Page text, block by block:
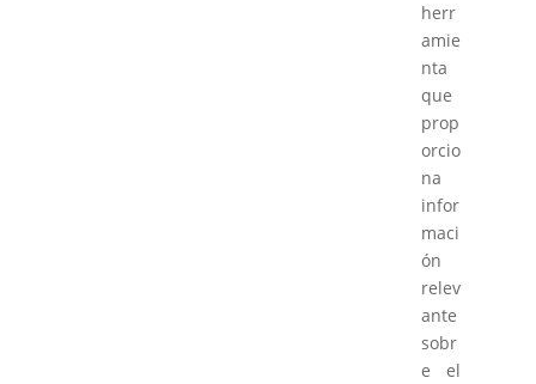
herr
amie
nta
que
prop
orcio
na
infor
maci
ón
relev
ante
sobr
e el